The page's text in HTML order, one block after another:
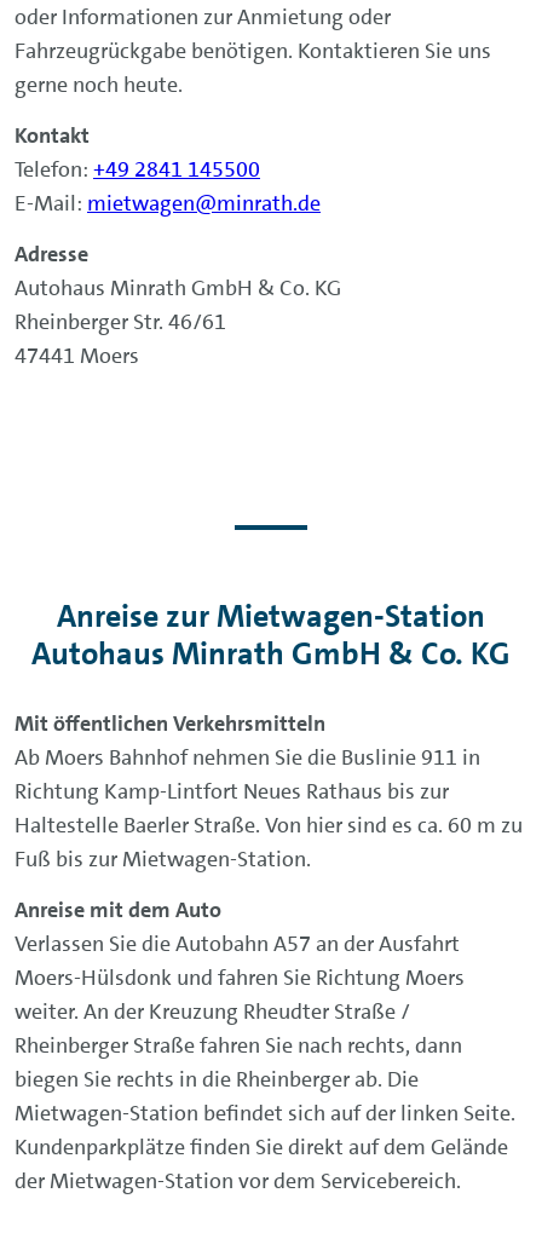
oder Informationen zur Anmietung oder
Fahrzeugrückgabe benötigen. Kontaktieren Sie uns
gerne noch heute.
Kontakt
Telefon: +49 2841 145500
E-Mail: mietwagen@minrath.de
Adresse
Autohaus Minrath GmbH & Co. KG
Rheinberger Str. 46/61
47441 Moers
Anreise zur Mietwagen-Station
Autohaus Minrath GmbH & Co. KG
Mit öffentlichen Verkehrsmitteln
Ab Moers Bahnhof nehmen Sie die Buslinie 911 in
Richtung Kamp-Lintfort Neues Rathaus bis zur
Haltestelle Baerler Straße. Von hier sind es ca. 60 m zu
Fuß bis zur Mietwagen-Station.
Anreise mit dem Auto
Verlassen Sie die Autobahn A57 an der Ausfahrt
Moers-Hülsdonk und fahren Sie Richtung Moers
weiter. An der Kreuzung Rheudter Straße /
Rheinberger Straße fahren Sie nach rechts, dann
biegen Sie rechts in die Rheinberger ab. Die
Mietwagen-Station befindet sich auf der linken Seite.
Kundenparkplätze finden Sie direkt auf dem Gelände
der Mietwagen-Station vor dem Servicebereich.